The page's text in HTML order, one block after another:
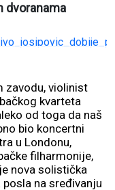
dvoranama
zavodu, violinist
kvarteta
od toga da naš
bio koncertni
u Londonu,
filharmonije,
nova solistička
na sređivanju